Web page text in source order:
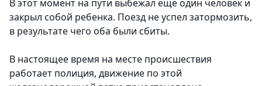
В этот момент на пути выбежал еще один человек и
закрыл собой ребенка. Поезд не успел затормозить,
в результате чего оба были сбиты.
В настоящее время на месте происшествия
работает полиция, движение по этой